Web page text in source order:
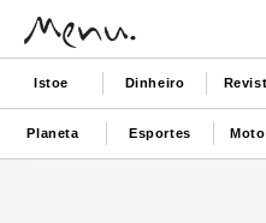
Istoe Dinheiro
Planeta Esportes